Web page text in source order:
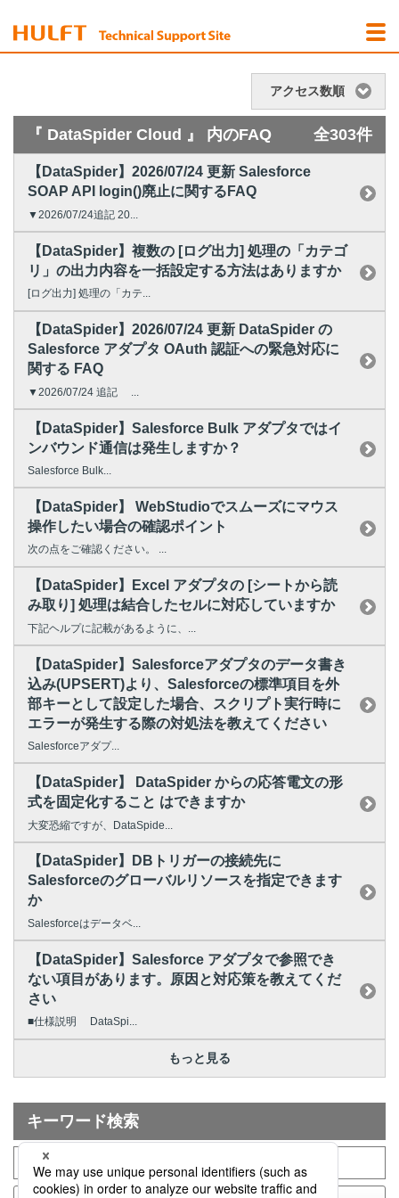
アクセス数順
『 DataSpider Cloud 』 内のFAQ 全303件
【DataSpider】2026/07/24 更新 Salesforce
SOAP API login()廃止に関するFAQ
▼2026/07/24追記 20...
【DataSpider】複数の [ログ出力] 処理の「カテゴ
リ」の出力内容を一括設定する方法はありますか
[ログ出力] 処理の「カテ...
【DataSpider】2026/07/24 更新 DataSpider の
Salesforce アダプタ OAuth 認証への緊急対応に
関する FAQ
▼2026/07/24 追記 ...
【DataSpider】Salesforce Bulk アダプタではイ
ンバウンド通信は発生しますか？
Salesforce Bulk...
【DataSpider】 WebStudioでスムーズにマウス
操作したい場合の確認ポイント
次の点をご確認ください。 ...
【DataSpider】Excel アダプタの [シートから読
み取り] 処理は結合したセルに対応していますか
下記ヘルプに記載があるように、...
【DataSpider】Salesforceアダプタのデータ書き
込み(UPSERT)より、Salesforceの標準項目を外
部キーとして設定した場合、スクリプト実行時に
エラーが発生する際の対処法を教えてください
Salesforceアダプ...
【DataSpider】 DataSpider からの応答電文の形
式を固定化すること はできますか
大変恐縮ですが、DataSpide...
【DataSpider】DBトリガーの接続先に
Salesforceのグローバルリソースを指定できます
か
Salesforceはデータベ...
【DataSpider】Salesforce アダプタで参照でき
ない項目があります。原因と対応策を教えてくだ
さい
■仕様説明 DataSpi...
もっと見る
キーワード検索